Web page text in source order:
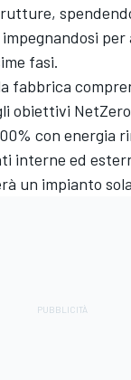
fasi.
fabbrica
obiettivi
con energia
interne ed
un impianto